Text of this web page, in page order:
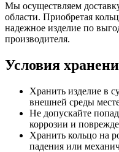
Мы осуществляем
области. Приобретая
надежное изделие по
производителя.
Условия
Хранить изделие в
внешней среды
Не допускайте
коррозии и
Хранить кольцо на
падения или